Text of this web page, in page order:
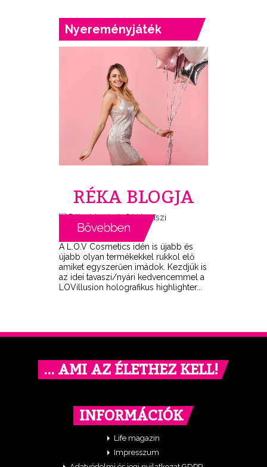
Nyereményjáték
RÉKA BLOGJA
A L.O.V Cosmetics idén is újabb és
újabb olyan termékekkel rukkol elő
amiket egyszerűen imádok. Kezdjük is
az idei tavaszi/nyári kedvencemmel a
LOVillusion holografikus highlighter...
… AMI AZ ÉLETHEZ KELL!
INFORMÁCIÓK
Life magazin
Impresszum